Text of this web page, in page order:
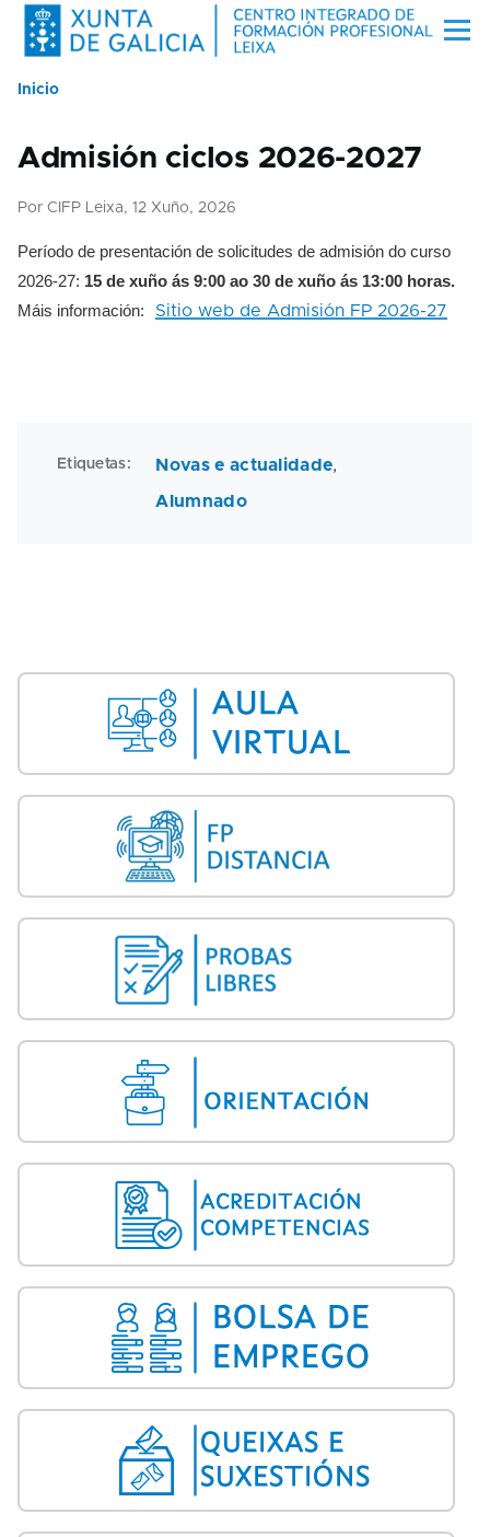
Ir o contido principal
Menú
de
Inicio
Admisión ciclos 2026-2027
Por CIFP Leixa, 12 Xuño, 2026
Período de presentación de solicitudes de admisión do curso
2026-27: 15 de xuño ás 9:00 ao 30 de xuño ás 13:00 horas.
Máis información:
Sitio web de Admisión FP 2026-27
Etiquetas Novas e actualidade
Alumnado